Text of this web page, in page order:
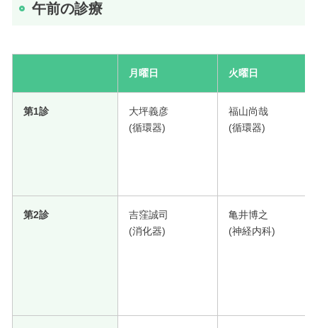
午前の診療
月曜日 火曜日
第1診
大坪義彦
(循環器)
福山尚哉
(循環器)
第2診
吉窪誠司
(消化器)
亀井博之
(神経内科)